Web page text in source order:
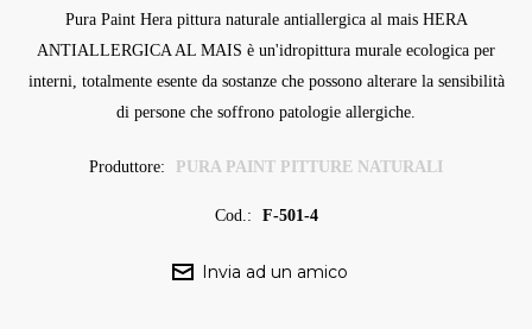
Pura Paint Hera pittura naturale antiallergica al mais HERA
ANTIALLERGICA AL MAIS è un'idropittura murale ecologica per
interni, totalmente esente da sostanze che possono alterare la sensibilità
di persone che soffrono patologie allergiche.
Produttore: PURA PAINT PITTURE NATURALI
Cod.: F-501-4